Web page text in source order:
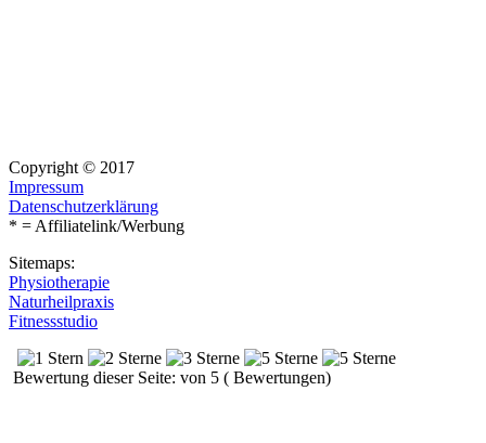
Copyright © 2017
Impressum
Datenschutzerklärung
* = Affiliatelink/Werbung
Sitemaps:
Physiotherapie
Naturheilpraxis
Fitnessstudio
Bewertung dieser Seite: von 5 ( Bewertungen)